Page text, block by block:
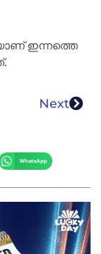
ഇന്നത്തെ
Next
WhatsApp